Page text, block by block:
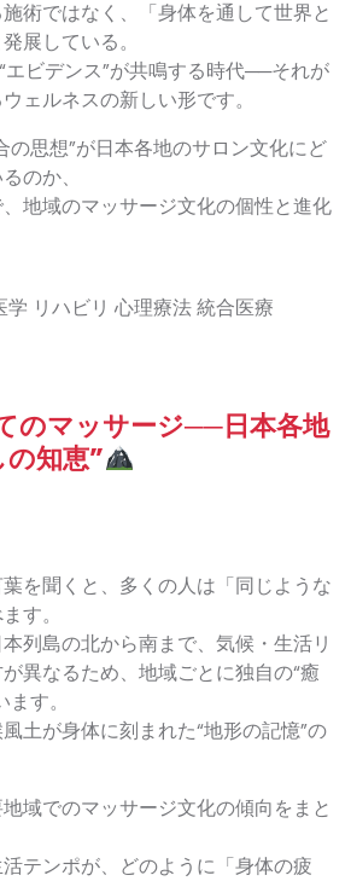
術ではなく、「身体を通して世界と
展している。
エビデンス”が共鳴する時代──それが
ェルネスの新しい形です。
の思想”が日本各地のサロン文化にど
のか、
地域のマッサージ文化の個性と進化
のマッサージ──日本各地
知恵”
を聞くと、多くの人は「同じような
す。
列島の北から南まで、気候・生活リ
異なるため、地域ごとに独自の“癒
す。
土が身体に刻まれた“地形の記憶”の
域でのマッサージ文化の傾向をまと
テンポが、どのように「身体の疲